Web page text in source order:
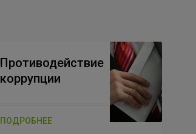
Противодействие
коррупции
ПОДРОБНЕЕ